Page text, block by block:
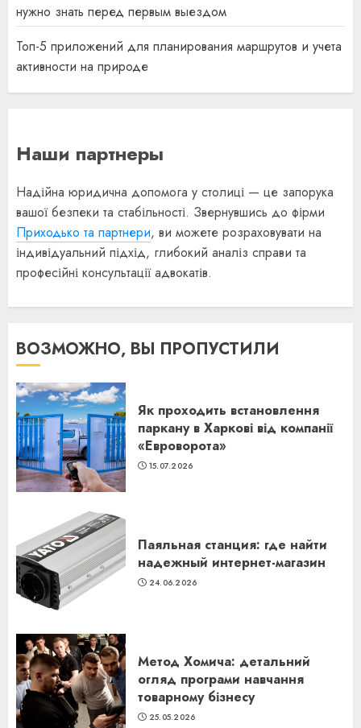
нужно знать перед первым выездом
Топ-5 приложений для планирования маршрутов и учета
активности на природе
Наши партнеры
Надійна юридична допомога у столиці — це запорука
вашої безпеки та стабільності. Звернувшись до фірми
Приходько та партнери, ви можете розраховувати на
індивідуальний підхід, глибокий аналіз справи та
професійні консультації адвокатів.
ВОЗМОЖНО, ВЫ ПРОПУСТИЛИ
Як проходить встановлення
паркану в Харкові від компанії
«Евроворота»
15.07.2026
Паяльная станция: где найти
надежный интернет-магазин
24.06.2026
Метод Хомича: детальний
огляд програми навчання
товарному бізнесу
25.05.2026